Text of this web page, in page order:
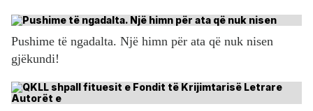
Pushime të ngadalta. Një himn për ata që nuk nisen
gjëkundi!